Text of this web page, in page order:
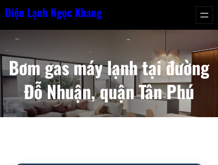
Chuyển
nội
dung
Điện Lạnh Ngọc Khang
Bơm gas máy lạnh tại đường
Đỗ Nhuận, quận Tân Phú